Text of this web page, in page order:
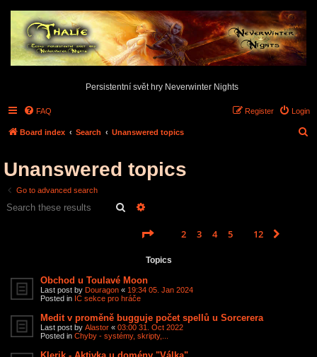
Persistentní svět hry Neverwinter Nights
FAQ Login
Register
Board index Search Unanswered topics
Unanswered topics
Go to advanced search
Search
Page 1of 12
2 3 4 5 12
Topics
Obchod u Toulavé Moon
Last post by Douragon « 19:34 05. Jan 2024
Posted in IC sekce pro hráče
Medit v proměně bugguje počet spellů u Sorcerera
Last post by Alastor « 03:00 31. Oct 2022
Posted in Chyby - systémy, skripty,...